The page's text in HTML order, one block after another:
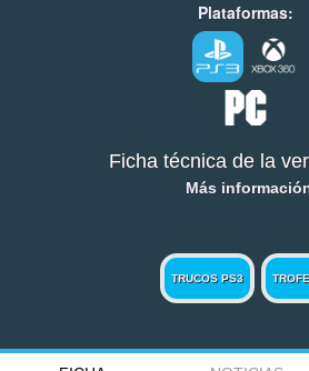
Plataformas:
Ficha técnica de la
Más
TRUCOS PS3